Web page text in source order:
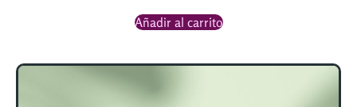
Añadir al carrito